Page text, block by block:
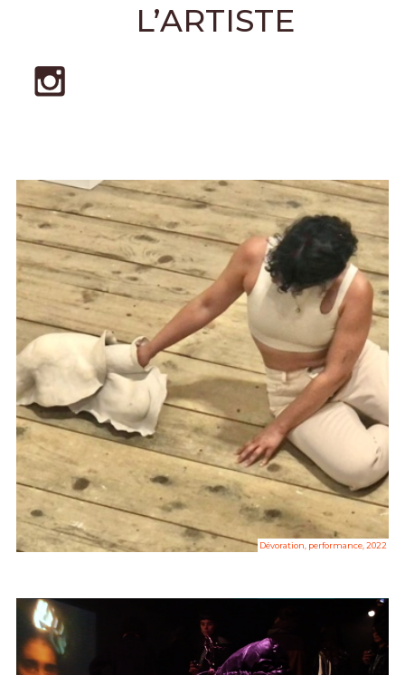
L’ARTISTE
Dévoration, performance, 2022